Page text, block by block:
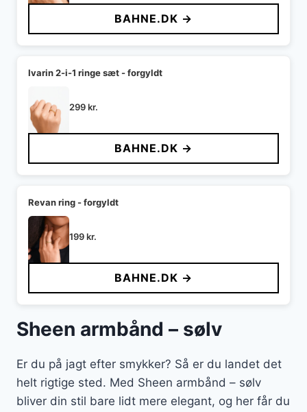
BAHNE.DK →
Ivarin 2-i-1 ringe sæt - forgyldt
299kr.
BAHNE.DK →
Revan ring - forgyldt
199kr.
BAHNE.DK →
Sheen armbånd – sølv
Er du på jagt efter smykker? Så er du landet det
helt rigtige sted. Med Sheen armbånd – sølv
bliver din stil bare lidt mere elegant, og her får du